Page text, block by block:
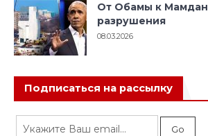
От Обамы к
разрушения
08.03.2026
Подписаться на рассылку